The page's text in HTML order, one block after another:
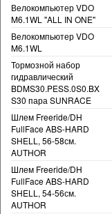
Велокомпьютер VDO
M6.1WL "ALL IN ONE"
Велокомпьютер VDO
M6.1WL
Тормозной набор
гидравлический
BDMS30.PESS.0S0.BX
S30 пара SUNRACE
Шлем Freeride/DH
FullFace ABS-HARD
SHELL, 56-58см.
AUTHOR
Шлем Freeride/DH
FullFace ABS-HARD
SHELL, 54-56см.
AUTHOR